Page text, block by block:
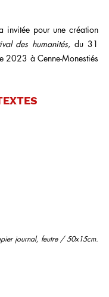
invitée pour une création
des humanités, du 31
2023 à Cenne-Monestiés
journal, feutre / 50x15cm.